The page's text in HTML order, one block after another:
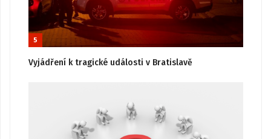
5
Vyjádření k tragické události v Bratislavě